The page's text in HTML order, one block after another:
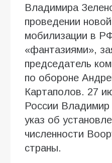
Владимира
проведении
мобилизации в
«фантазиями»,
председатель
по обороне
Картаполов. 27
России
указ об
численности
страны.